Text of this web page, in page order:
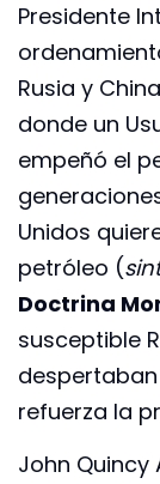
Presidente
Rusia y
donde un
empeñó el
Unidos
petróleo (
Doctrina
susceptible
despertaban
refuerza la
John Quincy